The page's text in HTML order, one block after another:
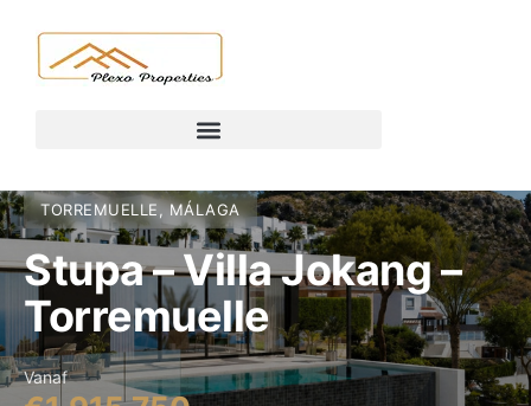
TORREMUELLE, MÁLAGA
Stupa – Villa Jokang –
Torremuelle
Vanaf